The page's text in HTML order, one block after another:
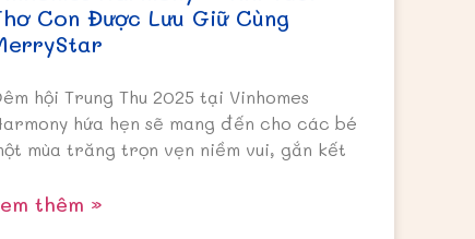
Con Được Lưu Giữ Cùng
hội Trung Thu 2025 tại Vinhomes
hứa hẹn sẽ mang đến cho các bé
mùa trăng trọn vẹn niềm vui, gắn kết
thêm »